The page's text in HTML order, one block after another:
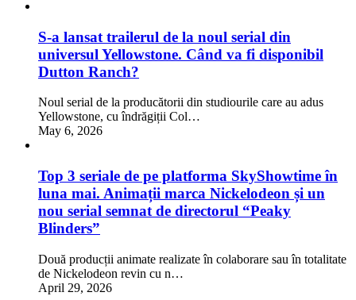
S-a lansat trailerul de la noul serial din
universul Yellowstone. Când va fi disponibil
Dutton Ranch?
Noul serial de la producătorii din studiourile care au adus
Yellowstone, cu îndrăgiții Col…
May 6, 2026
Top 3 seriale de pe platforma SkyShowtime în
luna mai. Animații marca Nickelodeon și un
nou serial semnat de directorul “Peaky
Blinders”
Două producții animate realizate în colaborare sau în totalitate
de Nickelodeon revin cu n…
April 29, 2026